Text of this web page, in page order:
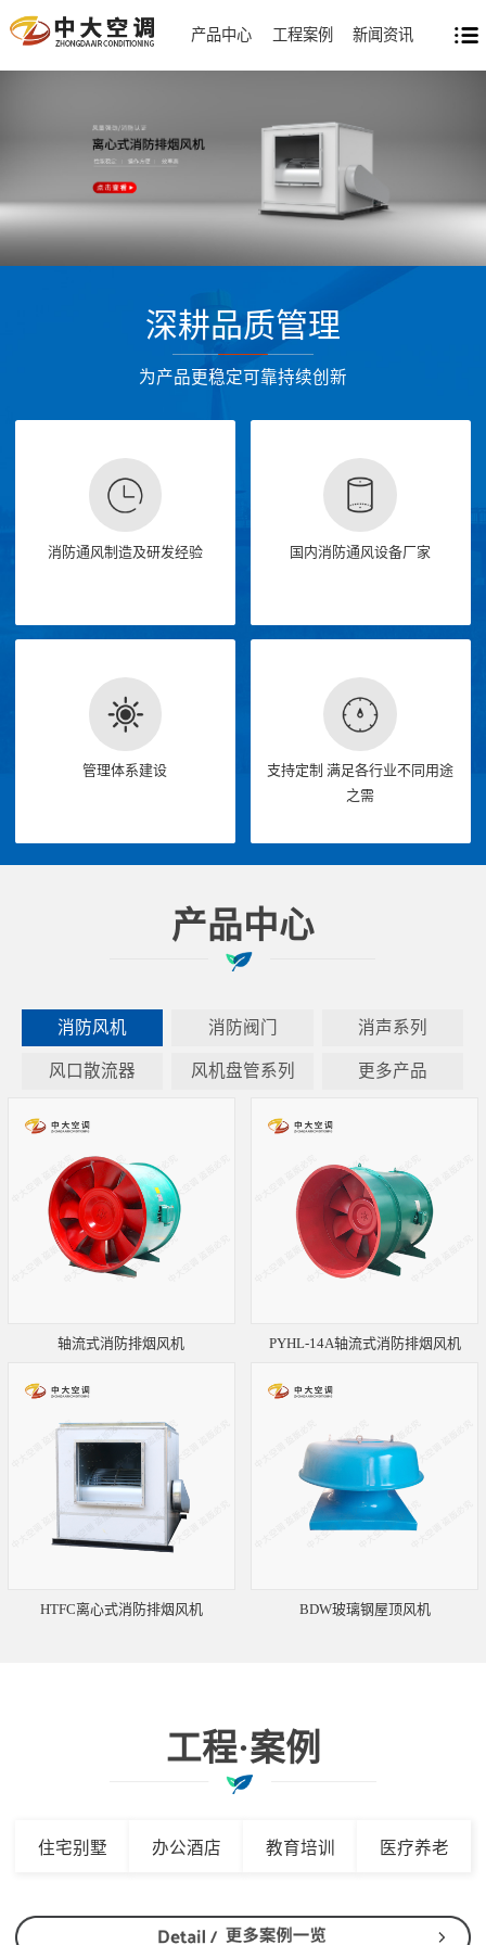
产品中心 工程案例 新闻资讯
深耕品质管理
为产品更稳定可靠持续创新
消防通风制造及研发经验 国内消防通风设备厂家
管理体系建设
支持定制 满足各行业不同用途
之需
产品中心
消防风机 消防阀门 消声系列
风口散流器 风机盘管系列 更多产品
轴流式消防排烟风机 PYHL-14A轴流式消防排烟风机
HTFC离心式消防排烟风机 BDW玻璃钢屋顶风机
工程·案例
住宅别墅 办公酒店 教育培训 医疗养老